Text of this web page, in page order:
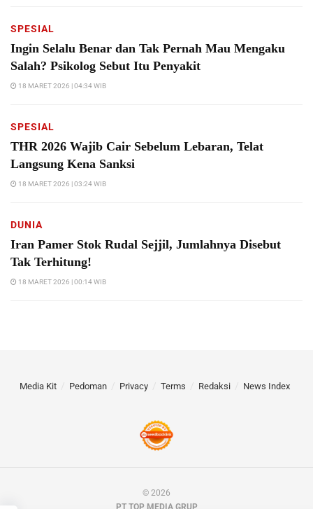
SPESIAL
Ingin Selalu Benar dan Tak Pernah Mau Mengaku
Salah? Psikolog Sebut Itu Penyakit
18 MARET 2026 | 04:34 WIB
SPESIAL
THR 2026 Wajib Cair Sebelum Lebaran, Telat
Langsung Kena Sanksi
18 MARET 2026 | 03:24 WIB
DUNIA
Iran Pamer Stok Rudal Sejjil, Jumlahnya Disebut
Tak Terhitung!
18 MARET 2026 | 00:14 WIB
Media Kit Pedoman Privacy Terms Redaksi News Index
© 2026
PT TOP MEDIA GRUP